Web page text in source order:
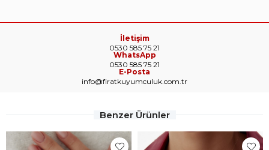
İletişim
0530 585 75 21
WhatsApp
0530 585 75 21
E-Posta
info@firatkuyumculuk.com.tr
Benzer Ürünler